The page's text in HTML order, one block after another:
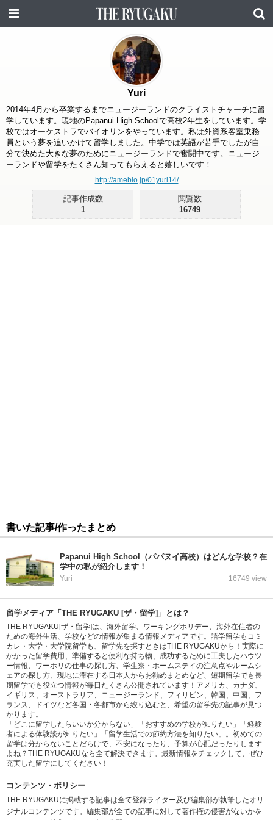
Yuri
2014年4月から卒業するまでニュージーランドのクライストチャーチに留
学しています。現地のPapanui High Schoolで高校2年生をしています。学
校ではオーケストラでバイオリンをやっています。私は外資系客室乗務
員という夢を追いかけて留学しました。中学では英語が苦手でしたが自
分で決めた大きな夢のためにニュージーランドで奮闘中です。ニュージ
ーランドや留学をたくさん知ってもらえると嬉しいです！
http://ameblo.jp/01yuri14/
記事作成数
1
閲覧数
16749
書いた記事/作ったまとめ
Papanui High School（パパヌイ高校）はどんな学校？在
学中の私が紹介します！
Yuri 16749 view
留学メディア「THE RYUGAKU [ザ・留学]」とは？
THE RYUGAKU[ザ・留学]は、海外留学、ワーキングホリデー、海外在住者の
ための海外生活、学校などの情報が集まる情報メディアです。語学留学もコミ
カレ・大学・大学院留学も、留学先を探すときはTHE RYUGAKUから！実際に
かかった留学費用、準備すると便利な持ち物、成功するために工夫したハウツ
ー情報、ワーホリの仕事の探し方、学生寮・ホームステイの注意点やルームシ
ェアの探し方、現地に滞在する日本人からお勧めまとめなど、短期留学でも長
期留学でも役立つ情報が毎日たくさん公開されています！アメリカ、カナダ、
イギリス、オーストラリア、ニュージーランド、フィリピン、韓国、中国、フ
ランス、ドイツなど各国・各都市から絞り込むと、希望の留学先の記事が見つ
かります。
「どこに留学したらいいか分からない」「おすすめの学校が知りたい」「経験
者による体験談が知りたい」「留学生活での節約方法を知りたい」。初めての
留学は分からないことだらけで、不安になったり、予算が心配だったりします
よね？THE RYUGAKUなら全て解決できます。最新情報をチェックして、ぜひ
充実した留学にしてください！
コンテンツ・ポリシー
THE RYUGAKUに掲載する記事は全て登録ライター及び編集部が執筆したオリ
ジナルコンテンツです。編集部が全ての記事に対して著作権の侵害がないかを